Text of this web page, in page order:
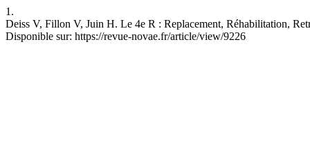
1.
Deiss V, Fillon V, Juin H. Le 4e R : Replacement, Réhabilitation,
Disponible sur: https://revue-novae.fr/article/view/9226